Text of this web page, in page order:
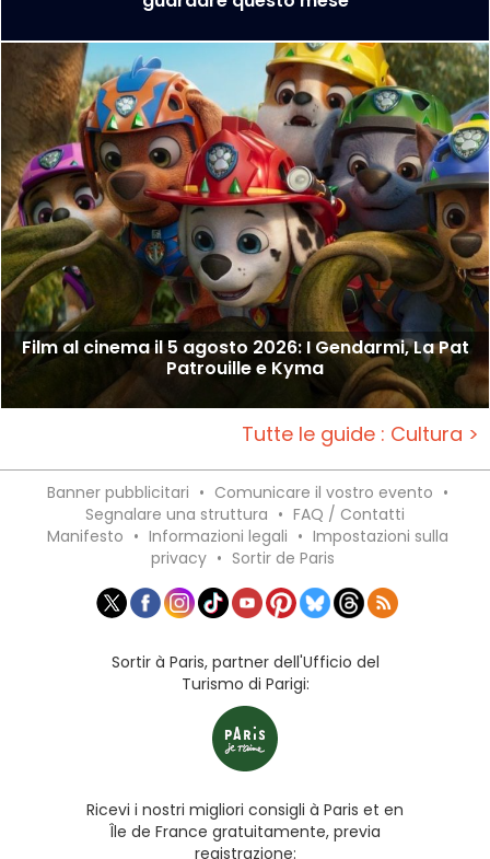
Film al cinema il 5 agosto 2026: I Gendarmi, La Pat
Patrouille e Kyma
Tutte le guide : Cultura >
Banner pubblicitari • Comunicare il vostro evento •
Segnalare una struttura • FAQ / Contatti
Manifesto • Informazioni legali • Impostazioni sulla
privacy • Sortir de Paris
Sortir à Paris, partner dell'Ufficio del
Turismo di Parigi:
Ricevi i nostri migliori consigli à Paris et en
Île de France gratuitamente, previa
registrazione: